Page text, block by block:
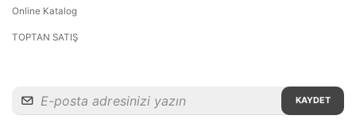
Online Katalog
TOPTAN SATIŞ
KAYDET